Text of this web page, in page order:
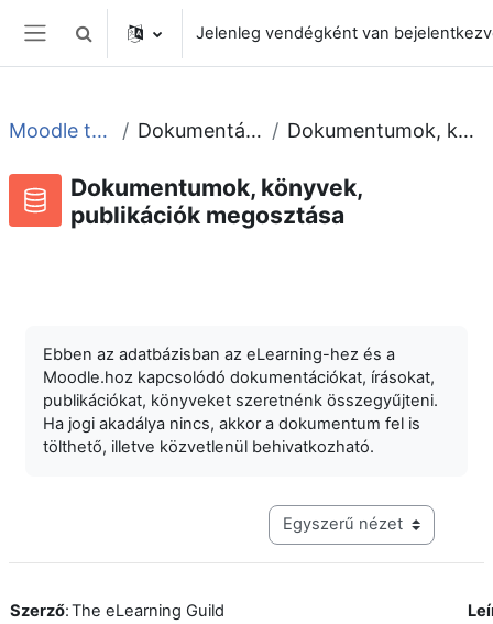
Tovább a fő tartalomhoz
Oldalpanel
Keresési bemeneti adatok váltása
Jelenleg vendégként van
Moodle tudástár és fórum Dokumentációk, könyvek, cikkek Dokumentumok, könyvek, publikációk megosztása
Dokumentumok, könyvek,
publikációk megosztása
Ebben az adatbázisban az eLearning-hez és a
Moodle.hoz kapcsolódó dokumentációkat, írásokat,
publikációkat, könyveket szeretnénk összegyűjteni.
Ha jogi akadálya nincs, akkor a dokumentum fel is
tölthető, illetve közvetlenül behivatkozható.
Harmadik szintű navigáció
Szerző:The eLearning Guild